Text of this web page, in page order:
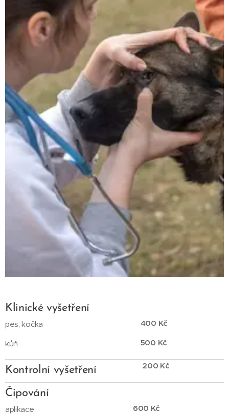
Klinické vyšetření
pes, kočka
kůň
400 Kč
500 Kč
Kontrolní vyšetření 200 Kč
Čipování
aplikace
600 Kč